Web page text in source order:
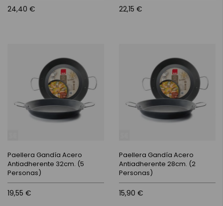
24,40 € 22,15 €
Paellera Gandía Acero
Antiadherente 32cm. (5
Personas)
19,55 €
Paellera Gandía Acero
Antiadherente 28cm. (2
Personas)
15,90 €